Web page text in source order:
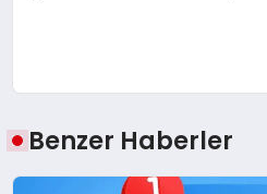
Benzer Haberler